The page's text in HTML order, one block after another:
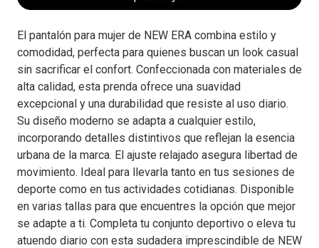
El pantalón para mujer de NEW ERA combina estilo y
comodidad, perfecta para quienes buscan un look casual
sin sacrificar el confort. Confeccionada con materiales de
alta calidad, esta prenda ofrece una suavidad
excepcional y una durabilidad que resiste al uso diario.
Su diseño moderno se adapta a cualquier estilo,
incorporando detalles distintivos que reflejan la esencia
urbana de la marca. El ajuste relajado asegura libertad de
movimiento. Ideal para llevarla tanto en tus sesiones de
deporte como en tus actividades cotidianas. Disponible
en varias tallas para que encuentres la opción que mejor
se adapte a ti. Completa tu conjunto deportivo o eleva tu
atuendo diario con esta sudadera imprescindible de NEW